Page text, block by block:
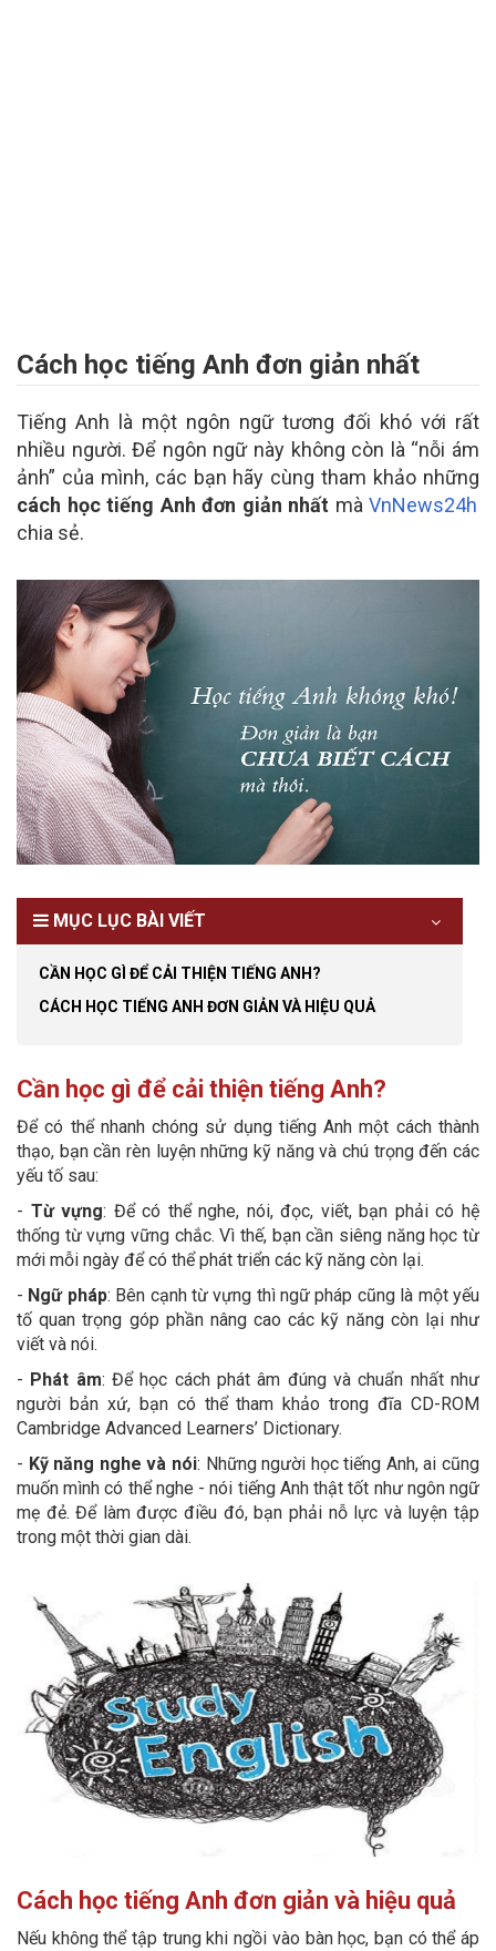
Cách học tiếng Anh đơn giản nhất
Tiếng Anh là một ngôn ngữ tương đối khó với rất
nhiều người. Để ngôn ngữ này không còn là “nỗi ám
ảnh” của mình, các bạn hãy cùng tham khảo những
cách học tiếng Anh đơn giản nhất màVnNews24h
chia sẻ.
MỤC LỤC BÀI VIẾT
CẦN HỌC GÌ ĐỂ CẢI THIỆN TIẾNG ANH?
CÁCH HỌC TIẾNG ANH ĐƠN GIẢN VÀ HIỆU QUẢ
Cần học gì để cải thiện tiếng Anh?
Để có thể nhanh chóng sử dụng tiếng Anh một cách thành
thạo, bạn cần rèn luyện những kỹ năng và chú trọng đến các
yếu tố sau:
- Từ vựng: Để có thể nghe, nói, đọc, viết, bạn phải có hệ
thống từ vựng vững chắc. Vì thế, bạn cần siêng năng học từ
mới mỗi ngày để có thể phát triển các kỹ năng còn lại.
- Ngữ pháp: Bên cạnh từ vựng thì ngữ pháp cũng là một yếu
tố quan trọng góp phần nâng cao các kỹ năng còn lại như
viết và nói.
- Phát âm: Để học cách phát âm đúng và chuẩn nhất như
người bản xứ, bạn có thể tham khảo trong đĩa CD-ROM
Cambridge Advanced Learners’ Dictionary.
- Kỹ năng nghe và nói: Những người học tiếng Anh, ai cũng
muốn mình có thể nghe - nói tiếng Anh thật tốt như ngôn ngữ
mẹ đẻ. Để làm được điều đó, bạn phải nỗ lực và luyện tập
trong một thời gian dài.
Cách học tiếng Anh đơn giản và hiệu quả
Nếu không thể tập trung khi ngồi vào bàn học, bạn có thể áp